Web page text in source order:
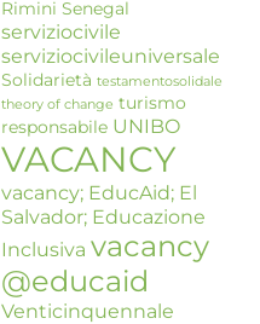
Rimini Senegal
serviziocivile
serviziocivileuniversale
Solidarietà testamentosolidale
theory of change turismo
responsabile UNIBO
VACANCY
vacancy; EducAid; El
Salvador; Educazione
Inclusiva vacancy
@educaid
Venticinquennale